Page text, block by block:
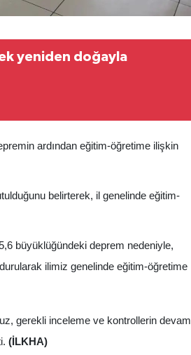
yeniden doğayla
ardından eğitim-öğretime ilişkin
belirterek, il genelinde eğitim-
büyüklüğündeki deprem nedeniyle,
ilimiz genelinde eğitim-öğretime
gerekli inceleme ve kontrollerin devam
(İLKHA)